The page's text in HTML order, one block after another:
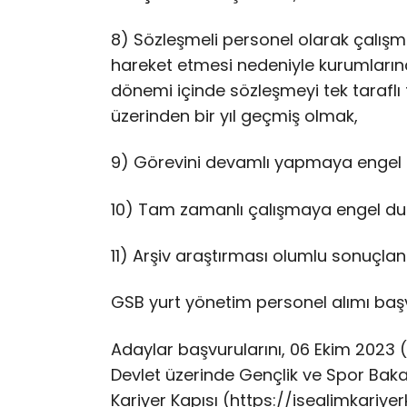
8) Sözleşmeli personel olarak
hareket etmesi nedeniyle
dönemi içinde sözleşmeyi tek
üzerinden bir yıl geçmiş olmak,
9) Görevini devamlı yapmaya
10) Tam zamanlı çalışmaya engel
11) Arşiv araştırması olumlu
GSB yurt yönetim personel alımı
Adaylar başvurularını, 06 Ekim
Devlet üzerinde Gençlik ve Spor
Kariyer Kapısı (https://